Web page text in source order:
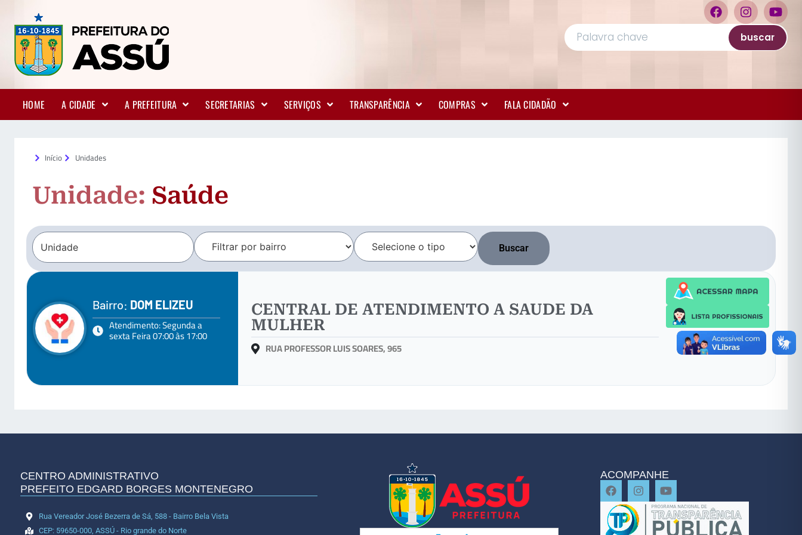
buscar
HOME A CIDADE A PREFEITURA SECRETARIAS SERVIÇOS TRANSPARÊNCIA COMPRAS FALA CIDADÃO
Início Unidades
Unidade: Saúde
Buscar
Bairro: DOM ELIZEU
Atendimento: Segunda a
sexta Feira 07:00 às 17:00
CENTRAL DE ATENDIMENTO A SAUDE DA
MULHER
RUA PROFESSOR LUIS SOARES, 965
CENTRO ADMINISTRATIVO
PREFEITO EDGARD BORGES MONTENEGRO
Rua Vereador José Bezerra de Sá, 588 - Bairro Bela Vista
CEP: 59650-000, ASSÚ - Rio grande do Norte
ACOMPANHE